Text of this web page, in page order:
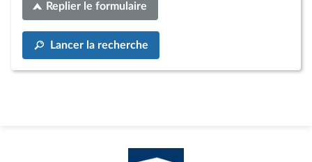
Replier le formulaire
Lancer la recherche